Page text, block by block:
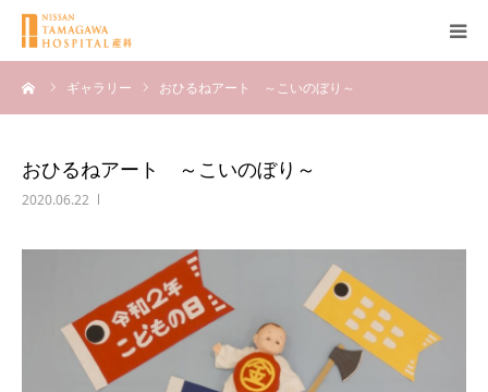
ギャラリー おひるねアート ～こいのぼり～
おひるねアート ～こいのぼり～
2020.06.22
産科について
産後